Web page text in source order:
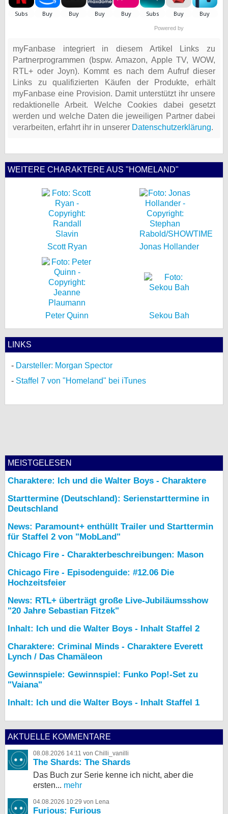
Powered by
myFanbase integriert in diesem Artikel Links zu
Partnerprogrammen (bspw. Amazon, Apple TV, WOW,
RTL+ oder Joyn). Kommt es nach dem Aufruf dieser
Links zu qualifizierten Käufen der Produkte, erhält
myFanbase eine Provision. Damit unterstützt ihr unsere
redaktionelle Arbeit. Welche Cookies dabei gesetzt
werden und welche Daten die jeweiligen Partner dabei
verarbeiten, erfahrt ihr in unserer Datenschutzerklärung.
WEITERE CHARAKTERE AUS "HOMELAND"
Scott Ryan Jonas Hollander
Peter Quinn Sekou Bah
LINKS
Darsteller: Morgan Spector
Staffel 7 von "Homeland" bei iTunes
MEISTGELESEN
Charaktere: Ich und die Walter Boys - Charaktere
Starttermine (Deutschland): Serienstarttermine in
Deutschland
News: Paramount+ enthüllt Trailer und Starttermin
für Staffel 2 von "MobLand"
Chicago Fire - Charakterbeschreibungen: Mason
Chicago Fire - Episodenguide: #12.06 Die
Hochzeitsfeier
News: RTL+ überträgt große Live-Jubiläumsshow
"20 Jahre Sebastian Fitzek"
Inhalt: Ich und die Walter Boys - Inhalt Staffel 2
Charaktere: Criminal Minds - Charaktere Everett
Lynch / Das Chamäleon
Gewinnspiele: Gewinnspiel: Funko Pop!-Set zu
"Vaiana"
Inhalt: Ich und die Walter Boys - Inhalt Staffel 1
AKTUELLE KOMMENTARE
08.08.2026 14:11 von Chilli_vanilli
The Shards: The Shards
Das Buch zur Serie kenne ich nicht, aber die
ersten... mehr
04.08.2026 10:29 von Lena
Furious: Furious